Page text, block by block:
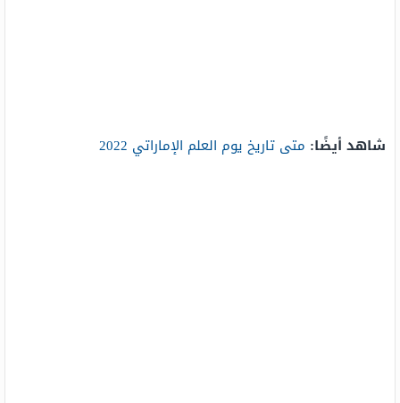
شاهد أيضًا: متى تاريخ يوم العلم الإماراتي 2022